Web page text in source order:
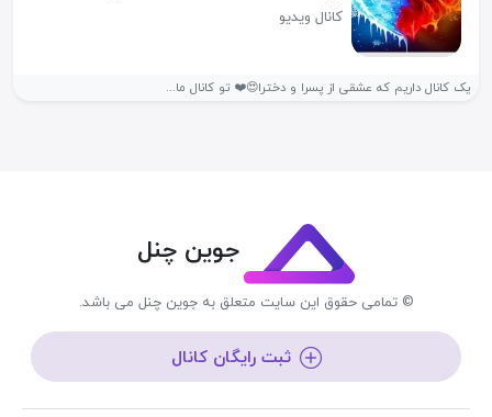
کانال ویدیو
یک کانال داریم که عشقی از پسرا و دخترا😍❤️ تو کانال ما...
جوین چنل
© تمامی حقوق این سایت متعلق به جوین چنل می باشد.
ثبت رایگان کانال